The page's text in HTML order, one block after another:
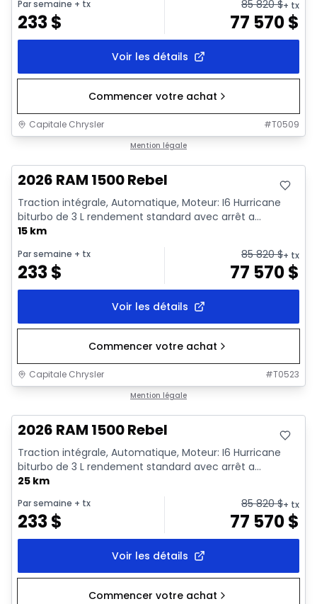
Par semaine + tx
233$
85 820$+ tx
77 570$
Voir les détails
Commencer votre achat
Capitale Chrysler #T0509
Mention légale
2026 RAM 1500 Rebel
Traction intégrale, Automatique, Moteur: I6 Hurricane
biturbo de 3 L rendement standard avec arrêt a...
15 km
Par semaine + tx
233$
85 820$+ tx
77 570$
Voir les détails
Commencer votre achat
Capitale Chrysler #T0523
Mention légale
2026 RAM 1500 Rebel
Traction intégrale, Automatique, Moteur: I6 Hurricane
biturbo de 3 L rendement standard avec arrêt a...
25 km
Par semaine + tx
233$
85 820$+ tx
77 570$
Voir les détails
Commencer votre achat